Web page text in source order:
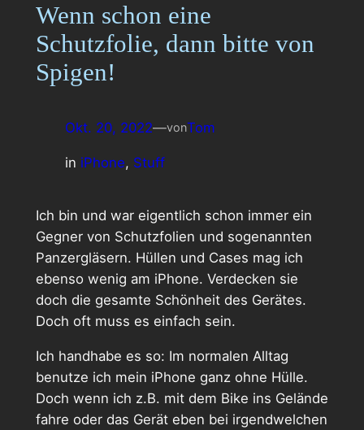
Wenn schon eine
Schutzfolie, dann bitte von
Spigen!
Okt. 20, 2022—vonTom
in iPhone, Stuff
Ich bin und war eigentlich schon immer ein
Gegner von Schutzfolien und sogenannten
Panzergläsern. Hüllen und Cases mag ich
ebenso wenig am iPhone. Verdecken sie
doch die gesamte Schönheit des Gerätes.
Doch oft muss es einfach sein.
Ich handhabe es so: Im normalen Alltag
benutze ich mein iPhone ganz ohne Hülle.
Doch wenn ich z.B. mit dem Bike ins Gelände
fahre oder das Gerät eben bei irgendwelchen